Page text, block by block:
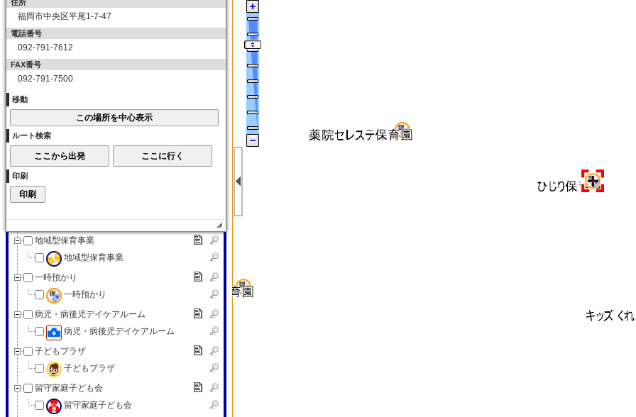
幼稚園
育児サークル
子育て交流サロン
子育て（その他）
子育て（その他）
赤ちゃんの駅
認可外保育施設
認可外保育施設
地域型保育事業
地域型保育事業
一時預かり
一時預かり
病児・病後児デイケアルーム
病児・病後児デイケアルーム
子どもプラザ
子どもプラザ
留守家庭子ども会
留守家庭子ども会
住所
福岡市中央区平尾1-7-47
電話番号
092-791-7612
FAX番号
092-791-7500
移動
ルート検索
印刷